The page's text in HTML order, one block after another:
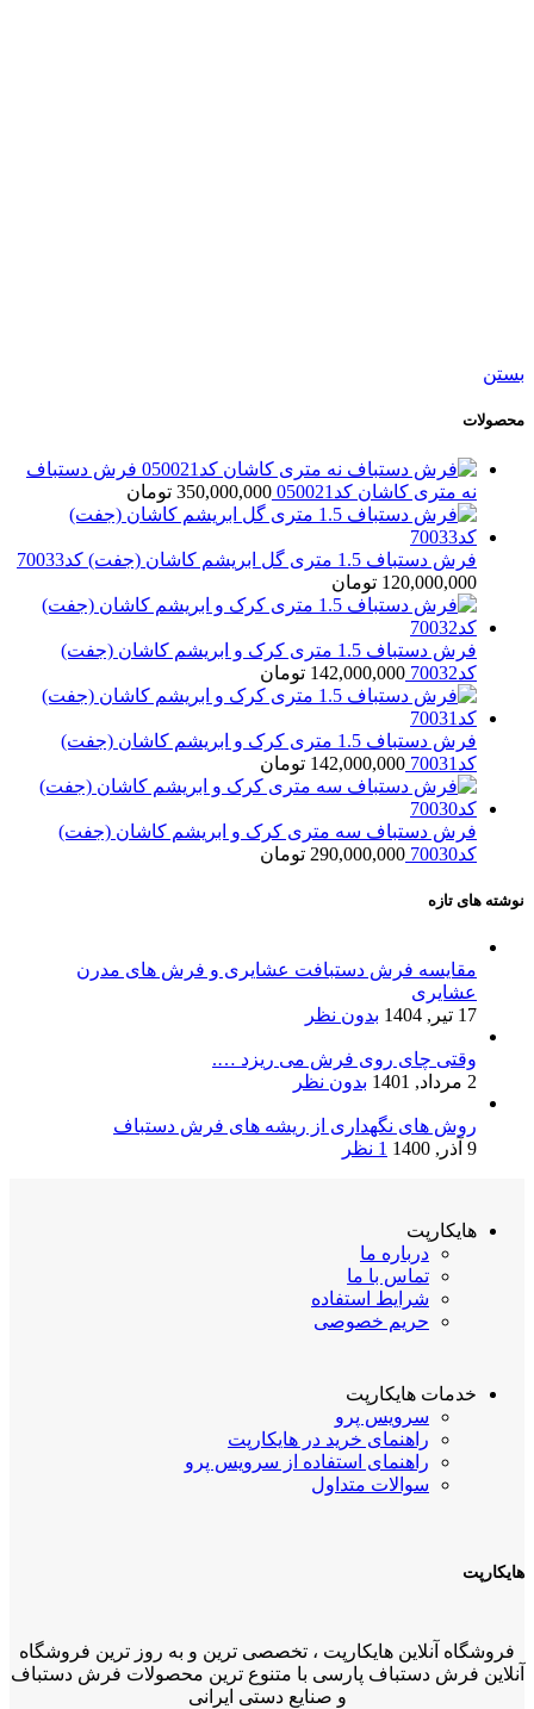
بستن
محصولات
فرش دستباف
نه متری کاشان کد050021
350,000,000 تومان
فرش دستباف 1.5 متری گل ابریشم کاشان (جفت) کد70033
120,000,000 تومان
فرش دستباف 1.5 متری کرک و ابریشم کاشان (جفت)
کد70032
142,000,000 تومان
فرش دستباف 1.5 متری کرک و ابریشم کاشان (جفت)
کد70031
142,000,000 تومان
فرش دستباف سه متری کرک و ابریشم کاشان (جفت)
کد70030
290,000,000 تومان
نوشته های تازه
مقایسه فرش دستبافت عشایری و فرش های مدرن
عشایری
17 تیر, 1404
بدون نظر
وقتی چای روی فرش می ریزد ….
2 مرداد, 1401
بدون نظر
روش های نگهداری از ریشه های فرش دستباف
9 آذر, 1400
1 نظر
هایکارپت
درباره ما
تماس با ما
شرایط استفاده
حریم خصوصی
خدمات هایکارپت
سرویس پرو
راهنمای خرید در هایکارپت
راهنمای استفاده از سرویس پرو
سوالات متداول
هایکارپت
فروشگاه آنلاین هایکارپت ، تخصصی ترین و به روز ترین فروشگاه
آنلاین فرش دستباف پارسی با متنوع ترین محصولات فرش دستباف
و صنایع دستی ایرانی